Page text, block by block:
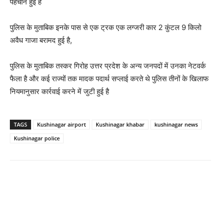
पुलिस के मुताबिक इनके पास से एक ट्रक एक लग्जरी कार 2 कुंटल 9 किलो
अवैध गाजा बरामद हुई है,
पुलिस के मुताबिक तस्कर गिरोह उत्तर प्रदेश के अन्य जनपदों में उनका नेटवर्क
फैला है और कई राज्यों तक मादक पदार्थ सप्लाई करते थे पुलिस तीनों के खिलाफ
नियमानुसार कार्रवाई करने में जुटी हुई है
TAGS Kushinagar airport Kushinagar khabar
kushinagar news
Kushinagar police